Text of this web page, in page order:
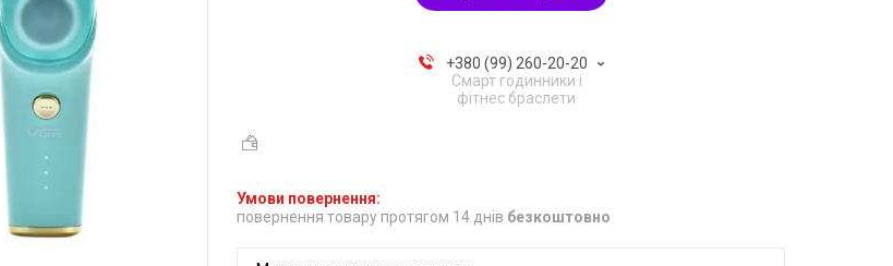
+380 (99) 260-20-20
Смарт годинники і
фітнес браслети
повернення товару протягом 14 днів безкоштовно